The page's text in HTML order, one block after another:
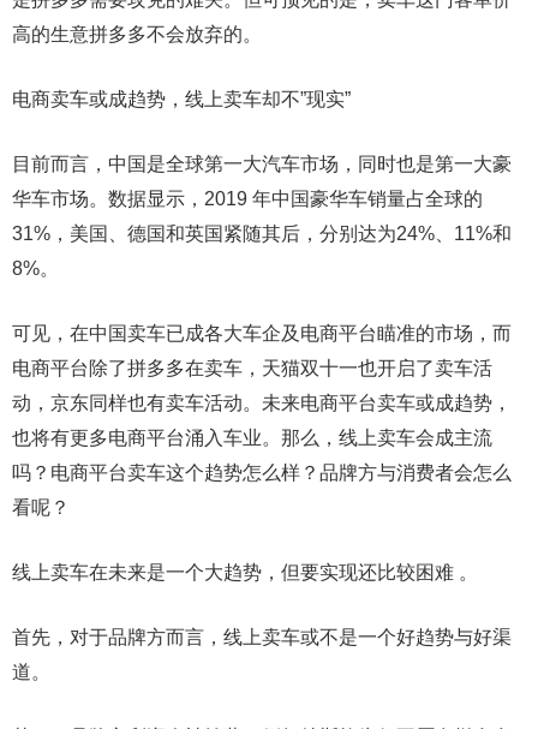
高的生意拼多多不会放弃的。
电商卖车或成趋势，线上卖车却不”现实”
目前而言，中国是全球第一大汽车市场，同时也是第一大豪
华车市场。数据显示，2019 年中国豪华车销量占全球的
31%，美国、德国和英国紧随其后，分别达为24%、11%和
8%。
可见，在中国卖车已成各大车企及电商平台瞄准的市场，而
电商平台除了拼多多在卖车，天猫双十一也开启了卖车活
动，京东同样也有卖车活动。未来电商平台卖车或成趋势，
也将有更多电商平台涌入车业。那么，线上卖车会成主流
吗？电商平台卖车这个趋势怎么样？品牌方与消费者会怎么
看呢？
线上卖车在未来是一个大趋势，但要实现还比较困难 。
首先，对于品牌方而言，线上卖车或不是一个好趋势与好渠
道。